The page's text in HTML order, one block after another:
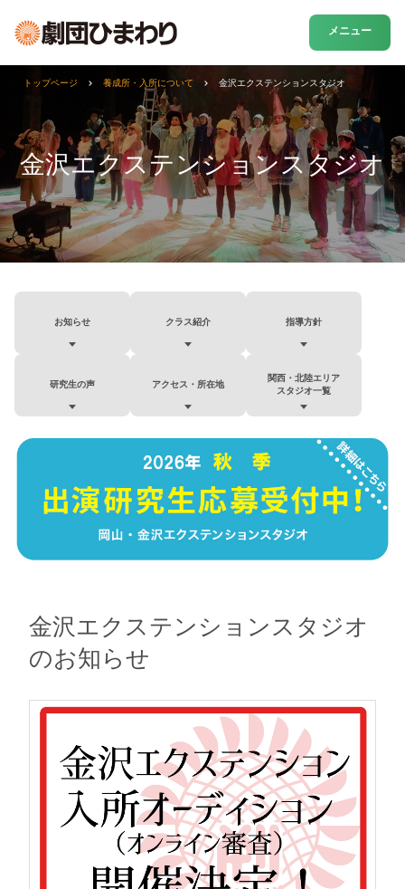
メニュー
金沢エクステンションスタジオ
トップページ 養成所・入所について 金沢エクステンションスタジオ
お知らせ クラス紹介 指導方針
研究生の声 アクセス・所在地
関西・北陸エリア
スタジオ一覧
金沢エクステンションスタジオ
のお知らせ